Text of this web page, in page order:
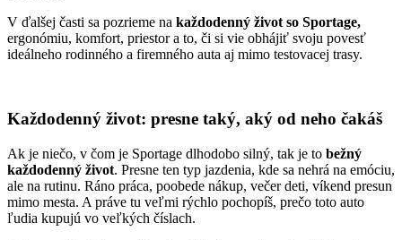
V ďalšej časti sa pozrieme na každodenný život so Sportage,
ergonómiu, komfort, priestor a to, či si vie obhájiť svoju povesť
ideálneho rodinného a firemného auta aj mimo testovacej trasy.
Každodenný život: presne taký, aký od neho čakáš
Ak je niečo, v čom je Sportage dlhodobo silný, tak je to bežný
každodenný život. Presne ten typ jazdenia, kde sa nehrá na emóciu,
ale na rutinu. Ráno práca, poobede nákup, večer deti, víkend presun
mimo mesta. A práve tu veľmi rýchlo pochopíš, prečo toto auto
ľudia kupujú vo veľkých číslach.